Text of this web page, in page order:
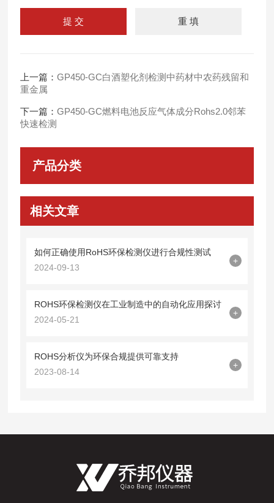
上一篇：GP450-GC白酒塑化剂检测中药材中农药残留和
重金属
下一篇：GP450-GC燃料电池反应气体成分Rohs2.0邻苯
快速检测
产品分类
相关文章
如何正确使用RoHS环保检测仪进行合规性测试
2024-09-13
+
ROHS环保检测仪在工业制造中的自动化应用探讨
2024-05-21
+
ROHS分析仪为环保合规提供可靠支持
2023-08-14
+